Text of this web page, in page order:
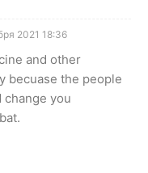
2021 18:36
and other
becuase the people
change you